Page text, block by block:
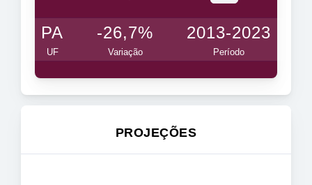
PA
UF
-26,7%
Variação
2013-2023
Período
PROJEÇÕES